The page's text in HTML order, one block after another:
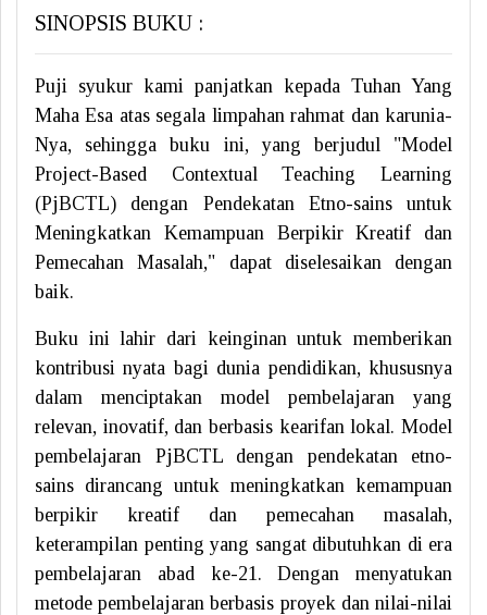
SINOPSIS BUKU :
Puji syukur kami panjatkan kepada Tuhan Yang
Maha Esa atas segala limpahan rahmat dan karunia-
Nya, sehingga buku ini, yang berjudul "Model
Project-Based Contextual Teaching Learning
(PjBCTL) dengan Pendekatan Etno-sains untuk
Meningkatkan Kemampuan Berpikir Kreatif dan
Pemecahan Masalah," dapat diselesaikan dengan
baik.
Buku ini lahir dari keinginan untuk memberikan
kontribusi nyata bagi dunia pendidikan, khususnya
dalam menciptakan model pembelajaran yang
relevan, inovatif, dan berbasis kearifan lokal. Model
pembelajaran PjBCTL dengan pendekatan etno-
sains dirancang untuk meningkatkan kemampuan
berpikir kreatif dan pemecahan masalah,
keterampilan penting yang sangat dibutuhkan di era
pembelajaran abad ke-21. Dengan menyatukan
metode pembelajaran berbasis proyek dan nilai-nilai